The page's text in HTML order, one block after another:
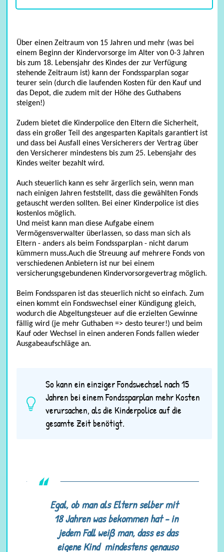
allg. Versicherung
Über einen Zeitraum von 15 Jahren und mehr (was bei
einem Beginn der Kindervorsorge im Alter von 0-3 Jahren
bis zum 18. Lebensjahr des Kindes der zur Verfügung
stehende Zeitraum ist) kann der Fondssparplan sogar
teurer sein (durch die laufenden Kosten für den Kauf und
das Depot, die zudem mit der Höhe des Guthabens
steigen!)
Zudem bietet die Kinderpolice den Eltern die Sicherheit,
dass ein großer Teil des angesparten Kapitals garantiert ist
und dass bei Ausfall eines Versicherers der Vertrag über
den Versicherer mindestens bis zum 25. Lebensjahr des
Kindes weiter bezahlt wird.
Auch steuerlich kann es sehr ärgerlich sein, wenn man
nach einigen Jahren feststellt, dass die gewählten Fonds
getauscht werden sollten. Bei einer Kinderpolice ist dies
kostenlos möglich.
Und meist kann man diese Aufgabe einem
Vermögensverwalter überlassen, so dass man sich als
Eltern - anders als beim Fondssparplan - nicht darum
kümmern muss.Auch die Streuung auf mehrere Fonds von
verschiedenen Anbietern ist nur bei einem
versicherungsgebundenen Kindervorsorgevertrag möglich.
Beim Fondssparen ist das steuerlich nicht so einfach. Zum
einen kommt ein Fondswechsel einer Kündigung gleich,
wodurch die Abgeltungsteuer auf die erzielten Gewinne
fällig wird (je mehr Guthaben => desto teurer!) und beim
Kauf oder Wechsel in einen anderen Fonds fallen wieder
Ausgabeaufschläge an.
So kann ein einziger Fondswechsel nach 15
Jahren bei einem Fondssparplan mehr Kosten
verursachen, als die Kinderpolice auf die
gesamte Zeit benötigt.
Egal, ob man als Eltern selber mit
18 Jahren was bekommen hat - in
jedem Fall weiß man, dass es das
eigene Kind mindestens genauso